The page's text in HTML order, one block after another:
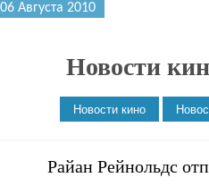
06 Августа 2010
Новости
Райан Рейнольдс